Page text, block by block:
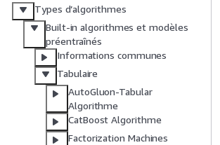
Types d’algorithmes
Built-in algorithmes et modèles
préentraînés
Informations communes
Tabulaire
AutoGluon-Tabular
Algorithme
CatBoost Algorithme
Factorization Machines